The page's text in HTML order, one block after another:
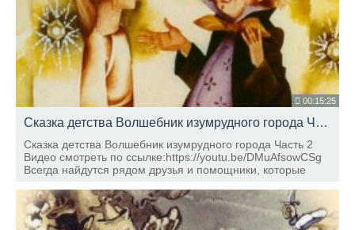
00:15:25
Сказка детства Волшебник изумрудного города Часть 2
Сказка детства Волшебник изумрудного города Часть 2
Видео смотреть по ссылке:https://youtu.be/DMuAfsowCSg
Всегда найдутся рядом друзья и помощники, которые
крепкой дружбы. Читает Юлия Хлюбцева